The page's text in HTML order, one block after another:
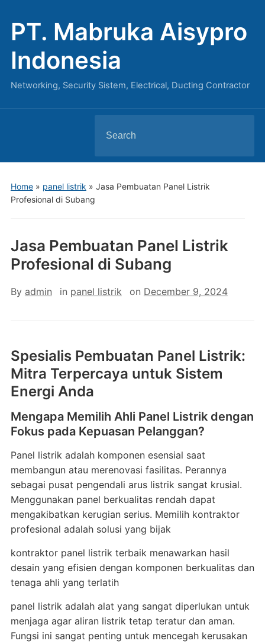
PT. Mabruka Aisypro
Indonesia
Networking, Security Sistem, Electrical, Ducting Contractor
for:
Home» panel listrik » Jasa Pembuatan Panel Listrik
Profesional di Subang
Jasa Pembuatan Panel Listrik
Profesional di Subang
By admin in panel listrik on December 9, 2024
Spesialis Pembuatan Panel Listrik:
Mitra Terpercaya untuk Sistem
Energi Anda
Mengapa Memilih Ahli Panel Listrik dengan
Fokus pada Kepuasan Pelanggan?
Panel listrik adalah komponen esensial saat
membangun atau merenovasi fasilitas. Perannya
sebagai pusat pengendali arus listrik sangat krusial.
Menggunakan panel berkualitas rendah dapat
mengakibatkan kerugian serius. Memilih kontraktor
profesional adalah solusi yang bijak
kontraktor panel listrik terbaik menawarkan hasil
desain yang efisien dengan komponen berkualitas dan
tenaga ahli yang terlatih
panel listrik adalah alat yang sangat diperlukan untuk
menjaga agar aliran listrik tetap teratur dan aman.
Fungsi ini sangat penting untuk mencegah kerusakan